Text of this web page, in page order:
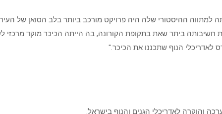
ההיסטורי שלה היה פרויקט מורכב ביותר בלב הסואן של העיר,
חשיבותה ביתר שאת בתקופת הקורונה, בה הייתה הכיכר מוקד מרכזי
לאדריכלי הנוף שתכננו את הכיכר."
והוקרה לאדריכלי הגנים והנוף בישראל.